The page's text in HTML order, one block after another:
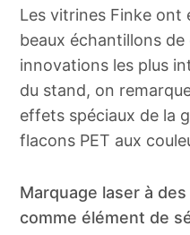
Les vitrines Finke ont
beaux échantillons
innovations les plus
du stand, on
effets spéciaux de la
flacons PET aux
Marquage laser à
comme élément de